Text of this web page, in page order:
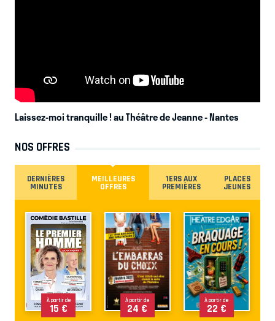
Laissez-moi tranquille ! au Théâtre de Jeanne- Nantes
NOS OFFRES
DERNIÈRES
MINUTES
MEILLEURES
OFFRES
1ERS AUX
PREMIÈRES
PLACES
JEUNES
À partir de
15 €
À partir de
24 €
À partir de
22 €